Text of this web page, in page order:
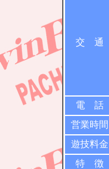
交 通
電 話
営業時間
遊技料金
特 徴